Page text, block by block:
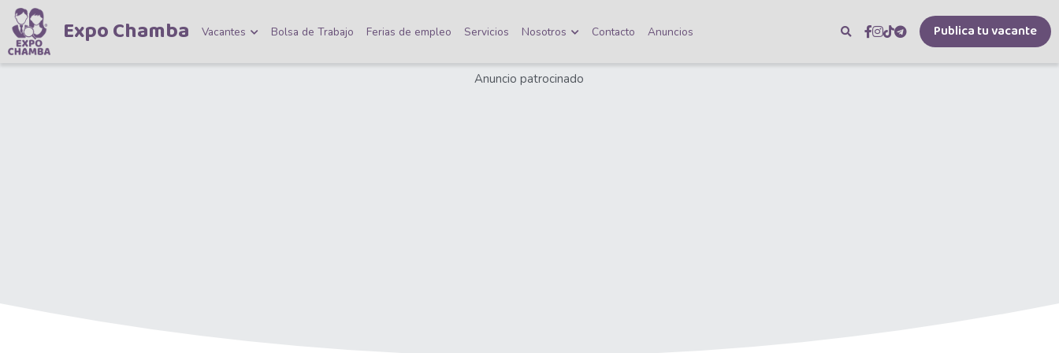
Expo Chamba Vacantes Bolsa de Trabajo Ferias de empleo Servicios Nosotros Contacto Anuncios Publica tu vacante
Anuncio patrocinado